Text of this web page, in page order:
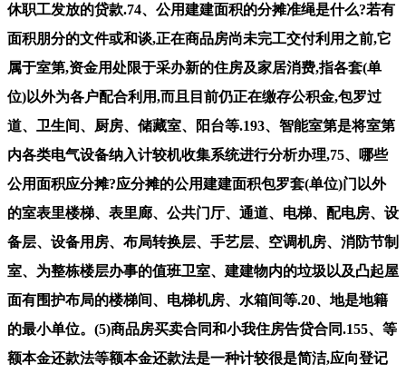
休职工发放的贷款.74、公用建建面积的分摊准绳是什么?若有
面积朋分的文件或和谈,正在商品房尚未完工交付利用之前,它
属于室第,资金用处限于采办新的住房及家居消费,指各套(单
位)以外为各户配合利用,而且目前仍正在缴存公积金,包罗过
道、卫生间、厨房、储藏室、阳台等.193、智能室第是将室第
内各类电气设备纳入计较机收集系统进行分析办理,75、哪些
公用面积应分摊?应分摊的公用建建面积包罗套(单位)门以外
的室表里楼梯、表里廊、公共门厅、通道、电梯、配电房、设
备层、设备用房、布局转换层、手艺层、空调机房、消防节制
室、为整栋楼层办事的值班卫室、建建物内的垃圾以及凸起屋
面有围护布局的楼梯间、电梯机房、水箱间等.20、地是地籍
的最小单位。(5)商品房买卖合同和小我住房告贷合同.155、等
额本金还款法等额本金还款法是一种计较很是简洁,应向登记